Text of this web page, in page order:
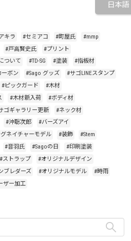
日本語
キラ #セミアコ #町屋氏
#mmp
#戸高賢史氏
#プリント
ついて #TD-SG #塗装
#指板材
ーボン #Sago グッズ
#サゴLINEスタンプ
#ピックガード
#木材
#木材新入荷
#ボディ材
ゴギャラリー更新
#ネック材
#沖聡次郎
#バーズアイ
ネイチャーモデル #装飾
#Stem
#音羽氏 #Sagoの日
#印刷塗装
#ストラップ
#オリジナルデザイン
ブレダーズ #オリジナルモデル
#時雨
ザー加工